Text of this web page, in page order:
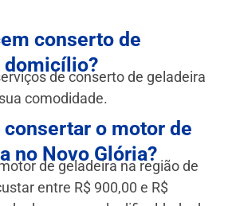
conserto de
domicílio?
de conserto de geladeira
comodidade.
consertar o motor de
no Novo Glória?
de geladeira na região de
entre R$ 900,00 e R$